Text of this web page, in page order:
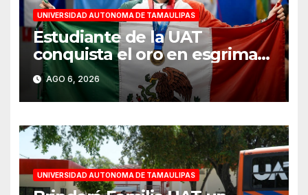
UNIVERSIDAD AUTONOMA DE TAMAULIPAS
Estudiante de la UAT
conquista el oro en esgrima
en Santo Domingo 2026
AGO 6, 2026
UNIVERSIDAD AUTONOMA DE TAMAULIPAS